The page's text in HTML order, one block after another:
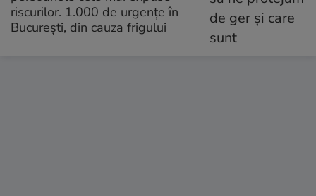
riscurilor. 1.000 de urgențe în
București, din cauza frigului